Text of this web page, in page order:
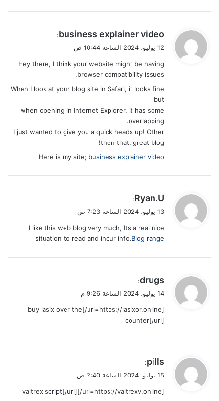
ي
ق
ل
business explainer video
:
12 يوليو، 2024 الساعة 10:44 ص
Hey there, I think your website might be having
browser compatibility issues.
When I look at your blog site in Safari, it looks fine
but
when opening in Internet Explorer, it has some
overlapping.
I just wanted to give you a quick heads up! Other
then that, great blog!
Here is my site; business explainer video
ي
ق
ل
Ryan.U
:
13 يوليو، 2024 الساعة 7:23 ص
I like this web blog very much, Its a real nice
situation to read and incur info.Blog range
ي
ق
ل
drugs
:
14 يوليو، 2024 الساعة 9:26 م
[url=https://lasixor.online/]buy lasix over the
counter[/url]
ي
ق
ل
pills
:
15 يوليو، 2024 الساعة 2:40 ص
[url=https://valtrexv.online/]valtrex script[/url]